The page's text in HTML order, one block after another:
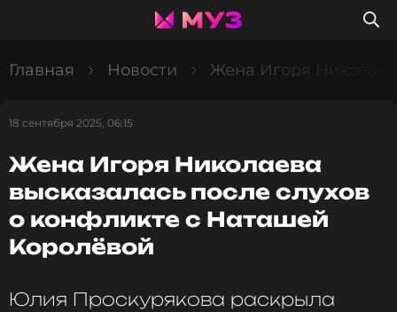
Главная Новости Жена Игоря
18 сентября 2025, 06:15
Жена Игоря Николаева
высказалась после слухов
о конфликте с Наташей
Королёвой
Юлия Проскурякова раскрыла